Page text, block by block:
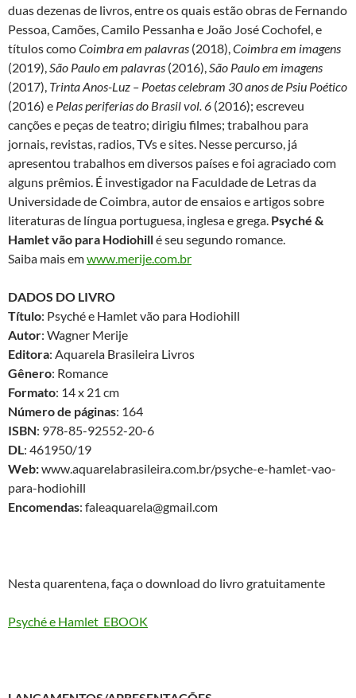
duas dezenas de livros, entre os quais estão obras de Fernando
Pessoa, Camões, Camilo Pessanha e João José Cochofel, e
títulos comoCoimbra em palavras (2018),Coimbra em imagens
(2019),São Paulo em palavras (2016),São Paulo em imagens
(2017), Trinta Anos-Luz – Poetas celebram 30 anos de Psiu Poético
(2016) e Pelas periferias do Brasil vol. 6 (2016); escreveu
canções e peças de teatro; dirigiu filmes; trabalhou para
jornais, revistas, radios, TVs e sites. Nesse percurso, já
apresentou trabalhos em diversos países e foi agraciado com
alguns prêmios. É investigador na Faculdade de Letras da
Universidade de Coimbra, autor de ensaios e artigos sobre
literaturas de língua portuguesa, inglesa e grega. Psyché &
Hamlet vão para Hodiohillé seu segundo romance.
Saiba mais emwww.merije.com.br
DADOS DO LIVRO
Título: Psyché e Hamlet vão para Hodiohill
Autor: Wagner Merije
Editora: Aquarela Brasileira Livros
Gênero: Romance
Formato: 14 x 21 cm
Número de páginas: 164
ISBN: 978-85-92552-20-6
DL: 461950/19
Web:www.aquarelabrasileira.com.br/psyche-e-hamlet-vao-
para-hodiohill
Encomendas: faleaquarela@gmail.com
Nesta quarentena, faça o download do livro gratuitamente
Psyché e Hamlet_EBOOK